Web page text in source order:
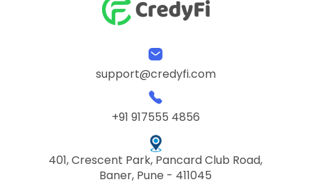
support@credyfi.com
+91 917555 4856
401, Crescent Park, Pancard Club Road,
Baner, Pune - 411045